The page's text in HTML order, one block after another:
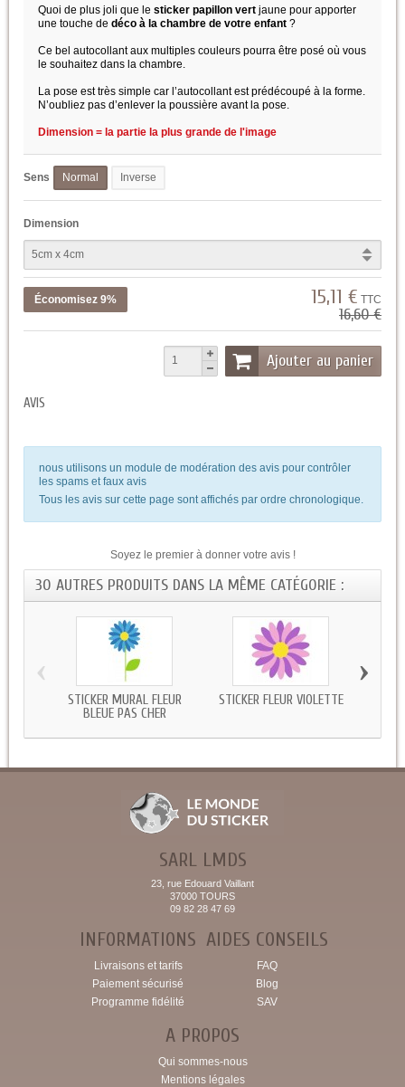
Quoi de plus joli que le sticker papillon vert jaune pour apporter
une touche de déco à la chambre de votre enfant ?
Ce bel autocollant aux multiples couleurs pourra être posé où vous
le souhaitez dans la chambre.
La pose est très simple car l’autocollant est prédécoupé à la forme.
N’oubliez pas d’enlever la poussière avant la pose.
Dimension = la partie la plus grande de l'image
Sens Normal Inverse
Dimension
Économisez 9% 15,11 € TTC
16,60 €
Ajouter au panier
AVIS
nous utilisons un module de modération des avis pour contrôler
les spams et faux avis
Tous les avis sur cette page sont affichés par ordre chronologique.
Soyez le premier à donner votre avis !
30 AUTRES PRODUITS DANS LA MÊME CATÉGORIE :
STICKER MURAL FLEUR
BLEUE PAS CHER
STICKER FLEUR VIOLETTE
‹ ›
SARL LMDS
23, rue Edouard Vaillant
37000 TOURS
09 82 28 47 69
INFORMATIONS
Livraisons et tarifs
Paiement sécurisé
Programme fidélité
AIDES CONSEILS
FAQ
Blog
SAV
A PROPOS
Qui sommes-nous
Mentions légales